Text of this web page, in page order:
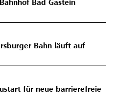
Bad Gastein
Bahn läuft auf
für neue barrierefreie